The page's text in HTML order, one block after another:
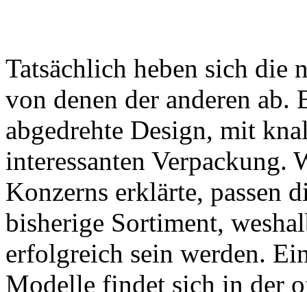
Tatsächlich heben sich die
von denen der anderen ab.
abgedrehte Design, mit
interessanten Verpackung.
Konzerns erklärte, passen
bisherige Sortiment,
erfolgreich sein werden.
Modelle findet sich in der